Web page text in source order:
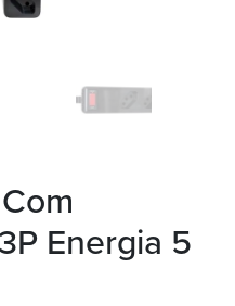
Energia 5